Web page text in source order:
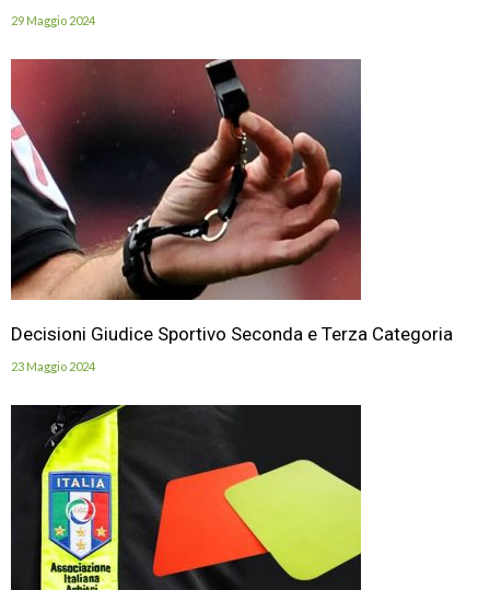
29 Maggio 2024
Decisioni Giudice Sportivo Seconda e Terza Categoria
23 Maggio 2024